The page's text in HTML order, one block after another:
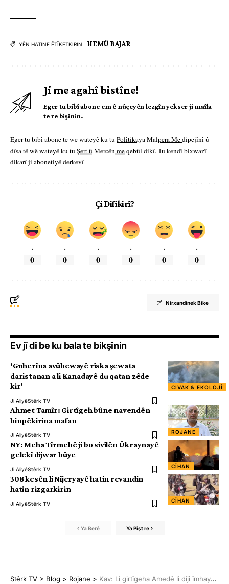
YÊN HATINE ÊTÎKETKIRIN HEMÛ BAJAR
Ji me agahî bistîne!
Eger tu bibî abone em ê nûçeyên lezgîn yekser ji maîla
te re bişînin.
Eger tu bibî abone te we wateyê ku tu Polîtikaya Malpera Medipejînî û
dîsa tê wê wateyê ku tu Şert û Mercên meqebûl dikî. Tu kendî bixwazî
dikarî ji abonetiyê derkevî
Çi Difikirî?
.
0
.
0
.
0
.
0
.
0
.
0
Nirxandinek Bike
Ev jî di be ku bala te bikşînin
CIVAK & EKOLOJÎ
‘Guherîna avûhewayê rîska şewata
daristanan a li Kanadayê du qatan zêde
kir’
Ji AliyêStêrk TV
ROJANE
Ahmet Tamîr: Girtîgeh bûne navendên
binpêkirina mafan
Ji AliyêStêrk TV
CÎHAN
NY: Meha Tîrmehê ji bo sivîlên Ûkraynayê
gelekî dijwar bûye
Ji AliyêStêrk TV
CÎHAN
308 kesên li Nîjeryayê hatin revandin
hatin rizgarkirin
Ji AliyêStêrk TV
Ya Berê Ya Pişt re
Stêrk TV > Blog > Rojane > Kav: Li girtîgeha Amedê li dijî îmhayê manîfestoya berxwedanê hate afirandin